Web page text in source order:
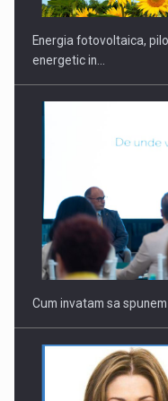
Energia fotovoltaica,
energetic in…
Cum invatam sa